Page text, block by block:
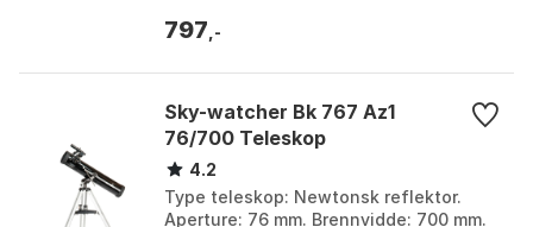
797 ,-
Sky-watcher Bk 767 Az1
76/700 Teleskop
4.2
Type teleskop: Newtonsk reflektor.
Aperture: 76 mm. Brennvidde: 700 mm.